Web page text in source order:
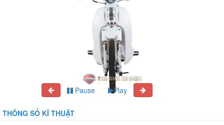
Pause Play
THÔNG SỐ KĨ THUẬT